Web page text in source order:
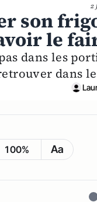
2
son
le
dans les
dans
100% Aa